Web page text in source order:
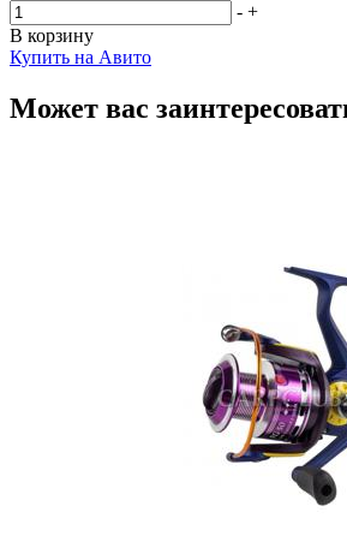
- +
В корзину
Купить на Авито
Может вас